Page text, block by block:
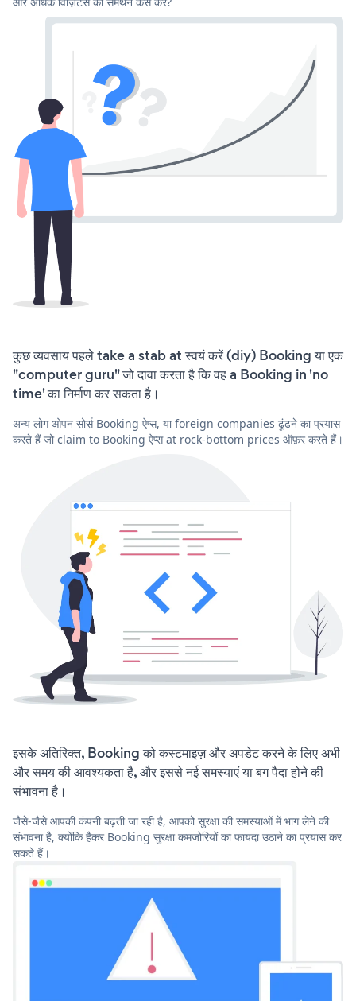
कुछ व्यवसाय पहले take a stab at स्वयं करें (diy) Booking या एक
"computer guru" जो दावा करता है कि वह a Booking in 'no
time' का निर्माण कर सकता है।
अन्य लोग ओपन सोर्स Booking ऐप्स, या foreign companies ढूंढने का प्रयास
करते हैं जो claim to Booking ऐप्स at rock-bottom prices ऑफ़र करते हैं।
इसके अतिरिक्त, Booking को कस्टमाइज़ और अपडेट करने के लिए अभी
और समय की आवश्यकता है, और इससे नई समस्याएं या बग पैदा होने की
संभावना है।
जैसे-जैसे आपकी कंपनी बढ़ती जा रही है, आपको सुरक्षा की समस्याओं में भाग लेने की
संभावना है, क्योंकि हैकर Booking सुरक्षा कमजोरियों का फायदा उठाने का प्रयास कर
सकते हैं।